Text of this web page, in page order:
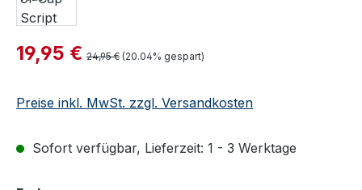
Verkaufspreis:
19,95 € Regulärer Preis:
24,95 € (20.04% gespart)
Preise inkl. MwSt. zzgl. Versandkosten
Sofort verfügbar, Lieferzeit: 1 - 3 Werktage